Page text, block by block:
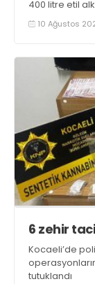
400 litre etil
10 Ağustos
6 zehir
Kocaeli’de
tutuklandı